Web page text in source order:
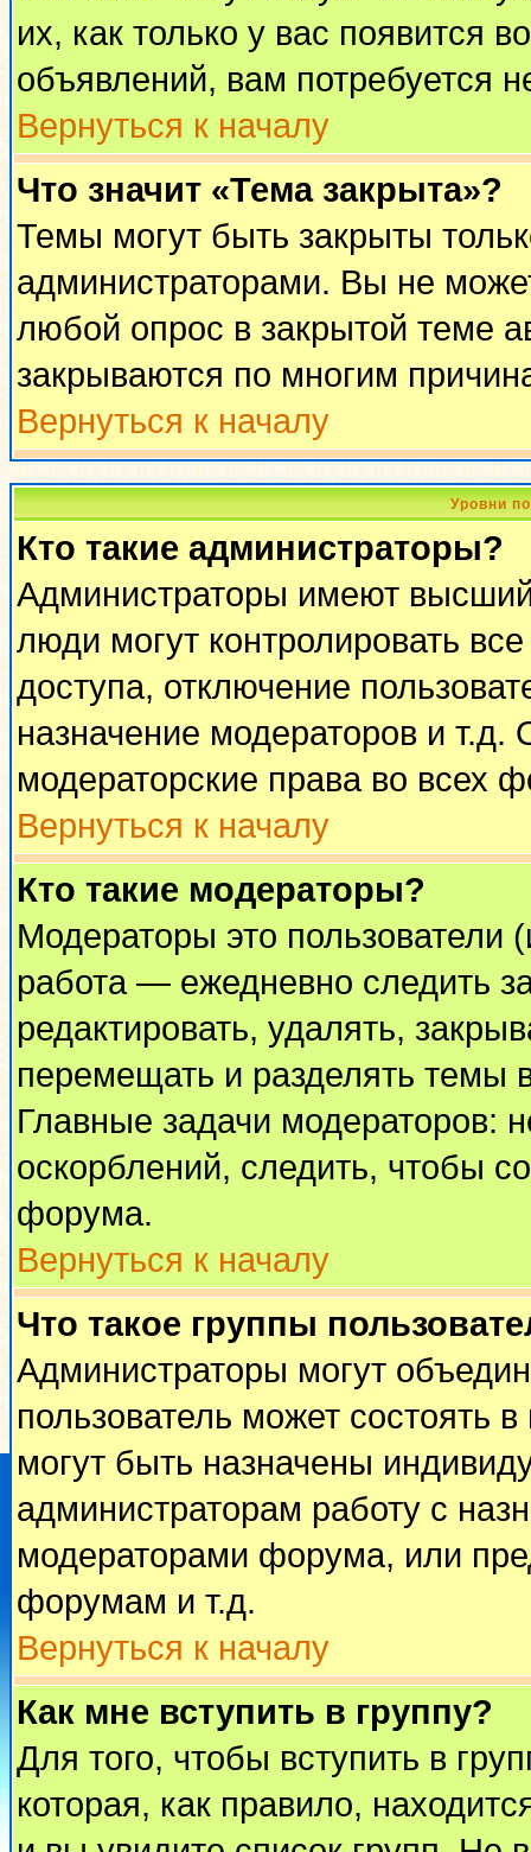
их, как только у вас появится
объявлений, вам потребуется
Вернуться к началу
Что значит «Тема закрыта»?
Темы могут быть закрыты
администраторами. Вы не
любой опрос в закрытой теме
закрываются по многим
Вернуться к началу
Уровни
Кто такие администраторы?
Администраторы имеют
люди могут контролировать
доступа, отключение
назначение модераторов и
модераторские права во всех
Вернуться к началу
Кто такие модераторы?
Модераторы это пользователи
работа — ежедневно следить
редактировать, удалять,
перемещать и разделять темы
Главные задачи модераторов:
оскорблений, следить, чтобы
форума.
Вернуться к началу
Что такое группы
Администраторы могут
пользователь может состоять
могут быть назначены
администраторам работу с
модераторами форума, или
форумам и т.д.
Вернуться к началу
Как мне вступить в группу?
Для того, чтобы вступить в
которая, как правило,